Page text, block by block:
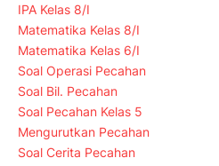
IPA Kelas 8/I
Matematika Kelas 8/I
Matematika Kelas 6/I
Soal Operasi Pecahan
Soal Bil. Pecahan
Soal Pecahan Kelas 5
Mengurutkan Pecahan
Soal Cerita Pecahan